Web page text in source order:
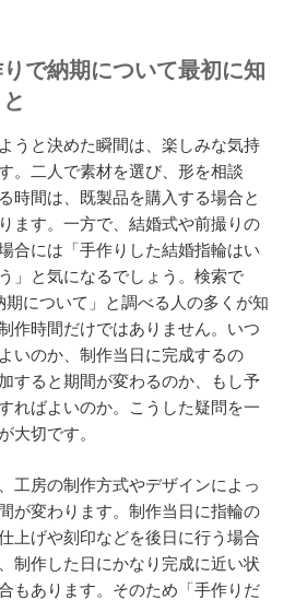
で納期について最初に知
うと決めた瞬間は、楽しみな気持
。二人で素材を選び、形を相談
時間は、既製品を購入する場合と
ます。一方で、結婚式や前撮りの
合には「手作りした結婚指輪はい
」と気になるでしょう。検索で
期について」と調べる人の多くが知
作時間だけではありません。いつ
いのか、制作当日に完成するの
すると期間が変わるのか、もし予
ればよいのか。こうした疑問を一
大切です。
工房の制作方式やデザインによっ
が変わります。制作当日に指輪の
上げや刻印などを後日に行う場合
制作した日にかなり完成に近い状
もあります。そのため「手作りだ